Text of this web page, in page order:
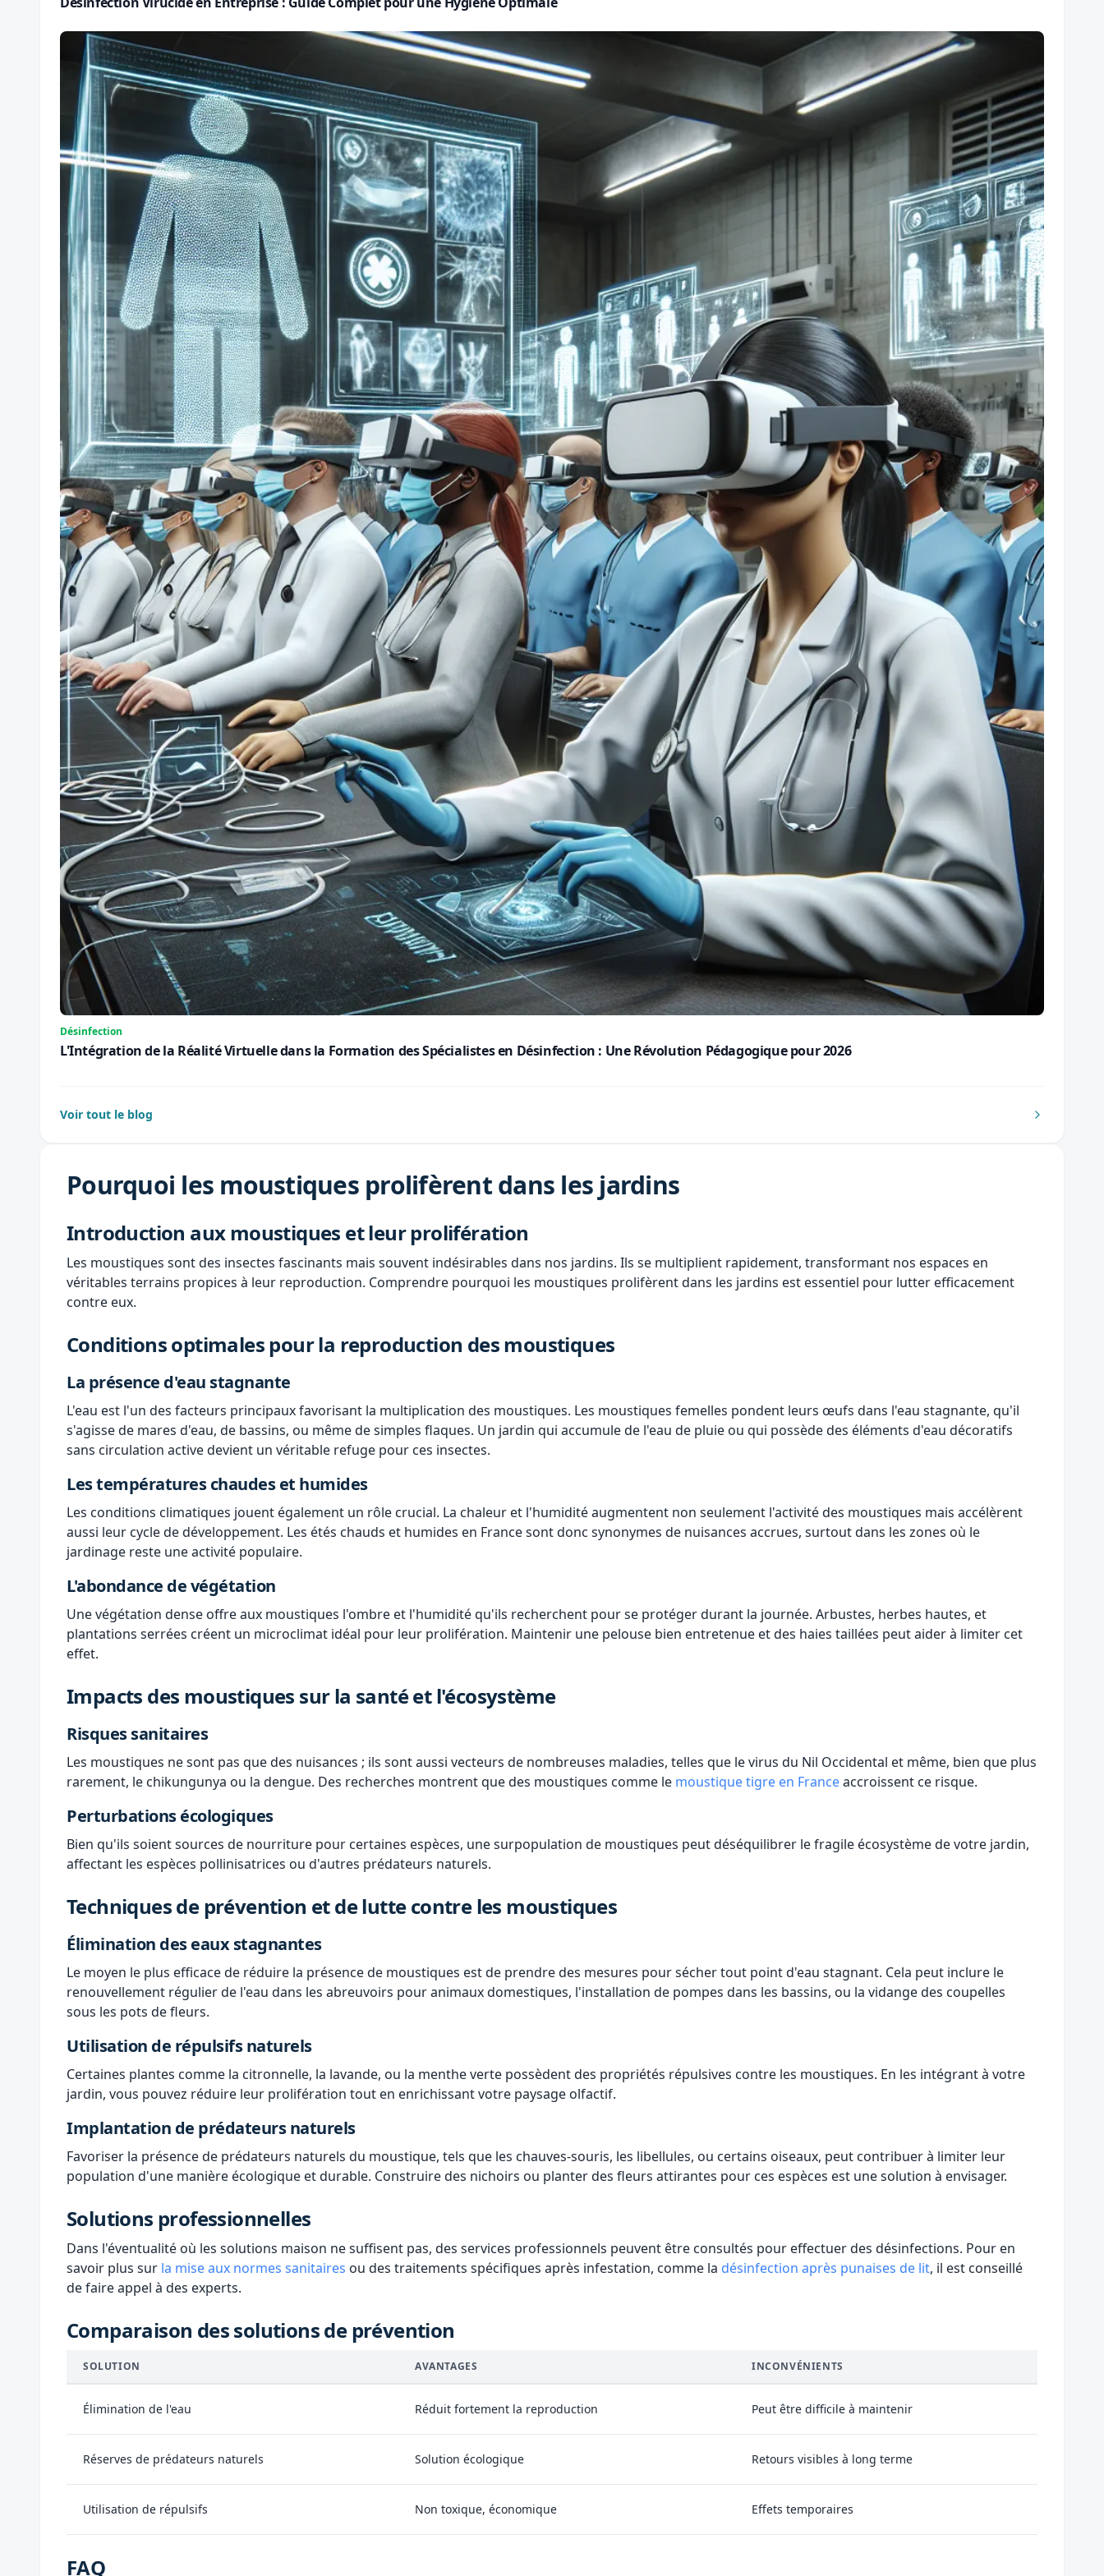
Désinfection
L'Intégration de la Réalité Virtuelle dans la Formation des Spécialistes en Désinfection : Une Révolution Pédagogique pour 2026
Voir tout le blog
Pourquoi les moustiques prolifèrent dans les jardins
Introduction aux moustiques et leur prolifération
Les moustiques sont des insectes fascinants mais souvent indésirables dans nos jardins. Ils se multiplient rapidement, transformant nos espaces en
véritables terrains propices à leur reproduction. Comprendre pourquoi les moustiques prolifèrent dans les jardins est essentiel pour lutter efficacement
contre eux.
Conditions optimales pour la reproduction des moustiques
La présence d'eau stagnante
L'eau est l'un des facteurs principaux favorisant la multiplication des moustiques. Les moustiques femelles pondent leurs œufs dans l'eau stagnante, qu'il
s'agisse de mares d'eau, de bassins, ou même de simples flaques. Un jardin qui accumule de l'eau de pluie ou qui possède des éléments d'eau décoratifs
sans circulation active devient un véritable refuge pour ces insectes.
Les températures chaudes et humides
Les conditions climatiques jouent également un rôle crucial. La chaleur et l'humidité augmentent non seulement l'activité des moustiques mais accélèrent
aussi leur cycle de développement. Les étés chauds et humides en France sont donc synonymes de nuisances accrues, surtout dans les zones où le
jardinage reste une activité populaire.
L'abondance de végétation
Une végétation dense offre aux moustiques l'ombre et l'humidité qu'ils recherchent pour se protéger durant la journée. Arbustes, herbes hautes, et
plantations serrées créent un microclimat idéal pour leur prolifération. Maintenir une pelouse bien entretenue et des haies taillées peut aider à limiter cet
effet.
Impacts des moustiques sur la santé et l'écosystème
Risques sanitaires
Les moustiques ne sont pas que des nuisances ; ils sont aussi vecteurs de nombreuses maladies, telles que le virus du Nil Occidental et même, bien que plus
rarement, le chikungunya ou la dengue. Des recherches montrent que des moustiques comme le moustique tigre en Franceaccroissent ce risque.
Perturbations écologiques
Bien qu'ils soient sources de nourriture pour certaines espèces, une surpopulation de moustiques peut déséquilibrer le fragile écosystème de votre jardin,
affectant les espèces pollinisatrices ou d'autres prédateurs naturels.
Techniques de prévention et de lutte contre les moustiques
Élimination des eaux stagnantes
Le moyen le plus efficace de réduire la présence de moustiques est de prendre des mesures pour sécher tout point d'eau stagnant. Cela peut inclure le
renouvellement régulier de l'eau dans les abreuvoirs pour animaux domestiques, l'installation de pompes dans les bassins, ou la vidange des coupelles
sous les pots de fleurs.
Utilisation de répulsifs naturels
Certaines plantes comme la citronnelle, la lavande, ou la menthe verte possèdent des propriétés répulsives contre les moustiques. En les intégrant à votre
jardin, vous pouvez réduire leur prolifération tout en enrichissant votre paysage olfactif.
Implantation de prédateurs naturels
Favoriser la présence de prédateurs naturels du moustique, tels que les chauves-souris, les libellules, ou certains oiseaux, peut contribuer à limiter leur
population d'une manière écologique et durable. Construire des nichoirs ou planter des fleurs attirantes pour ces espèces est une solution à envisager.
Solutions professionnelles
Dans l'éventualité où les solutions maison ne suffisent pas, des services professionnels peuvent être consultés pour effectuer des désinfections. Pour en
savoir plus sur la mise aux normes sanitaires ou des traitements spécifiques après infestation, comme la désinfection après punaises de lit, il est conseillé
de faire appel à des experts.
Comparaison des solutions de prévention
SOLUTION AVANTAGES INCONVÉNIENTS
Élimination de l'eau Réduit fortement la reproduction Peut être difficile à maintenir
Réserves de prédateurs naturels Solution écologique Retours visibles à long terme
Utilisation de répulsifs Non toxique, économique Effets temporaires
FAQ